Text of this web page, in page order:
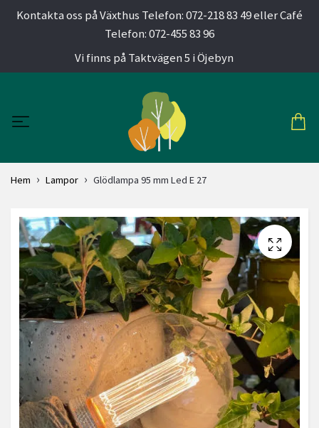
Kontakta oss på Växthus Telefon: 072-218 83 49 eller Café
Telefon: 072-455 83 96
Vi finns på Taktvägen 5 i Öjebyn
Hem Lampor Glödlampa 95 mm Led E 27